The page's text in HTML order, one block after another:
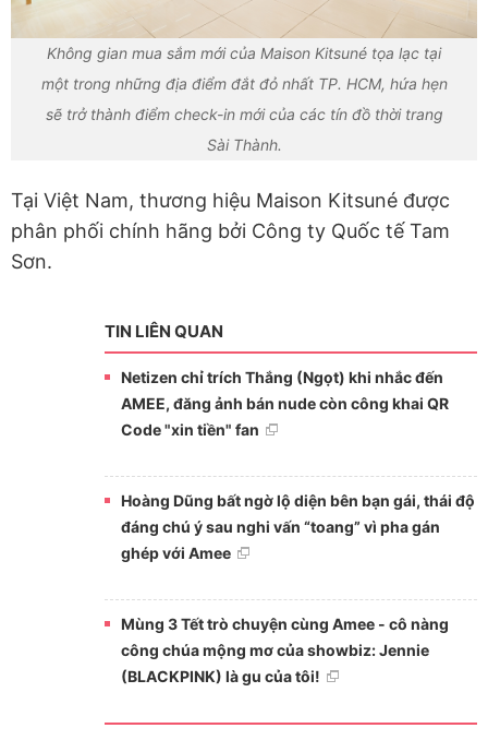
Không gian mua sắm mới của Maison Kitsuné tọa lạc tại
một trong những địa điểm đắt đỏ nhất TP. HCM, hứa hẹn
sẽ trở thành điểm check-in mới của các tín đồ thời trang
Sài Thành.
Tại Việt Nam, thương hiệu Maison Kitsuné được
phân phối chính hãng bởi Công ty Quốc tế Tam
Sơn.
TIN LIÊN QUAN
Netizen chỉ trích Thắng (Ngọt) khi nhắc đến
AMEE, đăng ảnh bán nude còn công khai QR
Code "xin tiền" fan
Hoàng Dũng bất ngờ lộ diện bên bạn gái, thái độ
đáng chú ý sau nghi vấn “toang” vì pha gán
ghép với Amee
Mùng 3 Tết trò chuyện cùng Amee - cô nàng
công chúa mộng mơ của showbiz: Jennie
(BLACKPINK) là gu của tôi!